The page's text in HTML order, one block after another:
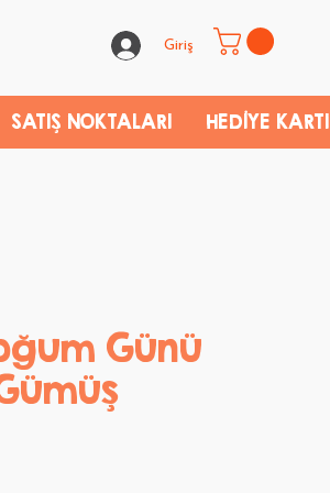
SATIŞ NOKTALARI HEDİYE KARTI
Giriş
Günü